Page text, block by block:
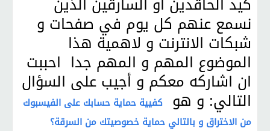
نسمع عنهم كل يوم في صفحات و
شبكات الانترنت و لاهمية هذا
الموضوع المهم و المهم جدا احببت
ان اشاركه معكم و أجيب على السؤال
التالي: و هو
كفيية حماية حسابك على الفيسبوك
من الاختراق و بالتالي حماية خصوصيتك من السرقة؟